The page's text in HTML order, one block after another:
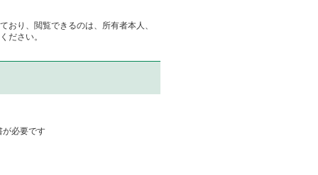
おり、閲覧できるのは、所有者本人、
ださい。
が必要です